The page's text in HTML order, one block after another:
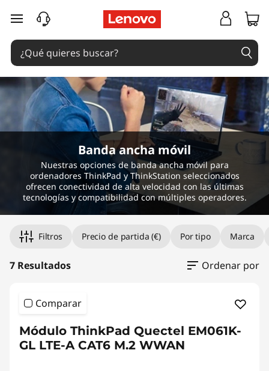
M
o
b
i
l
o
d
Ir al contenido principal
Banda ancha móvil
Nuestras opciones de banda ancha móvil para
ordenadores ThinkPad y ThinkStation seleccionados
ofrecen conectividad de alta velocidad con las últimas
tecnologías y compatibilidad con múltiples operadores.
Filtros Precio de partida (€) Por tipo Marca
7 Resultados Ordenar por
Comparar
Módulo ThinkPad Quectel EM061K-
GL LTE-A CAT6 M.2 WWAN